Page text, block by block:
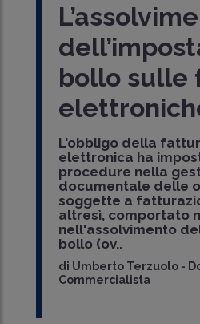
bollo sulle
L'obbligo della
elettronica ha
procedure nella
documentale delle
soggette a
altresì, comportato
nell'assolvimento
bollo (ov..
di Umberto Terzuolo -
Commercialista